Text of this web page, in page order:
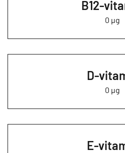
B12-
0 µg
D-
0 µg
E-